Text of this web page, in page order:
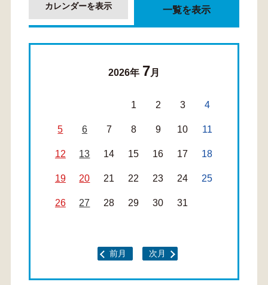
カレンダーを表示 一覧を表示
2026年 7月
1 2 3 4
5 6 7 8 9 10 11
12 13 14 15 16 17 18
19 20 21 22 23 24 25
26 27 28 29 30 31
前月 次月